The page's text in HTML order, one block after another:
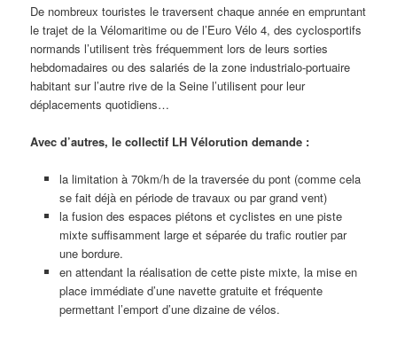
De nombreux touristes le traversent chaque année en empruntant
le trajet de la Vélomaritime ou de l’Euro Vélo 4, des cyclosportifs
normands l’utilisent très fréquemment lors de leurs sorties
hebdomadaires ou des salariés de la zone industrialo-portuaire
habitant sur l’autre rive de la Seine l’utilisent pour leur
déplacements quotidiens…
Avec d’autres, le collectif LH Vélorution demande :
la limitation à 70km/h de la traversée du pont (comme cela
se fait déjà en période de travaux ou par grand vent)
la fusion des espaces piétons et cyclistes en une piste
mixte suffisamment large et séparée du trafic routier par
une bordure.
en attendant la réalisation de cette piste mixte, la mise en
place immédiate d’une navette gratuite et fréquente
permettant l’emport d’une dizaine de vélos.